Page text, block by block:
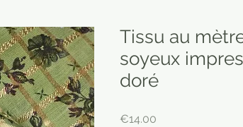
Tissu au
soyeux
doré
€14.00